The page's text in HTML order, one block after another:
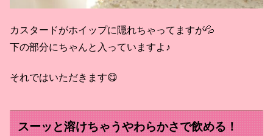
カスタードがホイップに隠れちゃってますが💦
下の部分にちゃんと入っていますよ♪
それではいただきます😋
スーッと溶けちゃうやわらかさで飲める！